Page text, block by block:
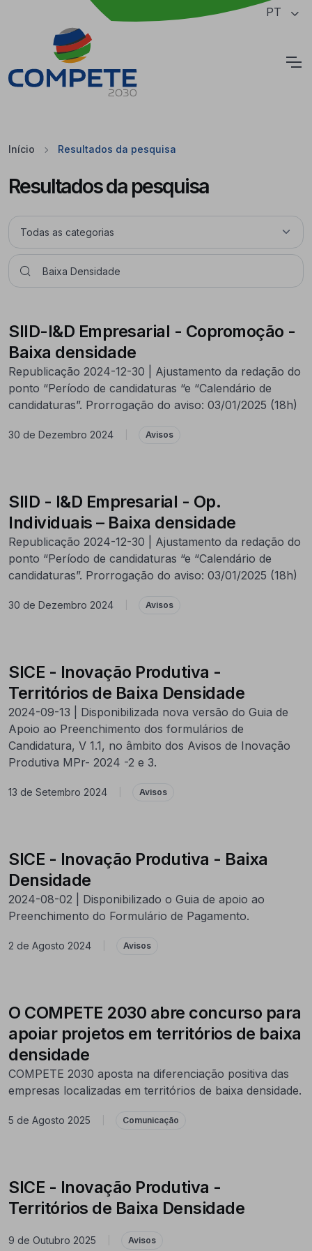
Saltar para o conteúdo principal da página PT
Início Resultados da pesquisa
Resultados da pesquisa
SIID-I&D Empresarial - Copromoção -
Baixa densidade
Republicação 2024-12-30 | Ajustamento da redação do
ponto “Período de candidaturas “e “Calendário de
candidaturas”. Prorrogação do aviso: 03/01/2025 (18h)
30 de Dezembro 2024 Avisos
SIID - I&D Empresarial - Op.
Individuais – Baixa densidade
Republicação 2024-12-30 | Ajustamento da redação do
ponto “Período de candidaturas “e “Calendário de
candidaturas”. Prorrogação do aviso: 03/01/2025 (18h)
30 de Dezembro 2024 Avisos
SICE - Inovação Produtiva -
Territórios de Baixa Densidade
2024-09-13 | Disponibilizada nova versão do Guia de
Apoio ao Preenchimento dos formulários de
Candidatura, V 1.1, no âmbito dos Avisos de Inovação
Produtiva MPr- 2024 -2 e 3.
13 de Setembro 2024 Avisos
SICE - Inovação Produtiva - Baixa
Densidade
2024-08-02 | Disponibilizado o Guia de apoio ao
Preenchimento do Formulário de Pagamento.
2 de Agosto 2024 Avisos
O COMPETE 2030 abre concurso para
apoiar projetos em territórios de baixa
densidade
COMPETE 2030 aposta na diferenciação positiva das
empresas localizadas em territórios de baixa densidade.
5 de Agosto 2025 Comunicação
SICE - Inovação Produtiva -
Territórios de Baixa Densidade
9 de Outubro 2025 Avisos